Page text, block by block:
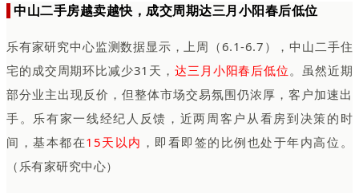
中山二手房越卖越快，成交周期达三月小阳春后低位
乐有家研究中心监测数据显示，上周（6.1-6.7），中山二手住
宅的成交周期环比减少31天， 达三月小阳春后低位。虽然近期
部分业主出现反价，但整体市场交易氛围仍浓厚，客户加速出
手。乐有家一线经纪人反馈，近两周客户从看房到决策的时
间，基本都在15天以内 ，即看即签的比例也处于年内高位。
（乐有家研究中心）